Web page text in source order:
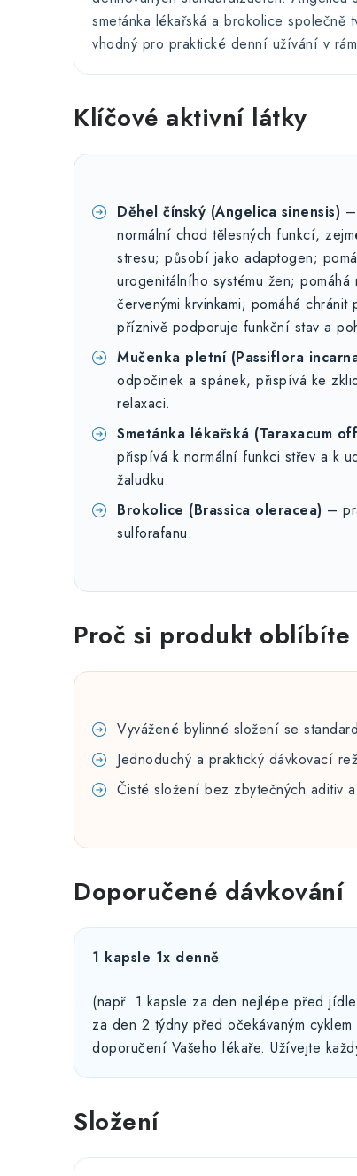
smetánka lékařská a brokolice společně
vhodný pro praktické denní užívání v
Klíčové aktivní látky
Děhel čínský (Angelica sinensis)
normální chod tělesných funkcí,
stresu; působí jako adaptogen;
urogenitálního systému žen; pomáhá
červenými krvinkami; pomáhá
příznivě podporuje funkční stav a
Mučenka pletní (Passiflora
odpočinek a spánek, přispívá ke
relaxaci.
Smetánka lékařská (Taraxacum
přispívá k normální funkci střev a k
žaludku.
Brokolice (Brassica oleracea) –
sulforafanu.
Proč si produkt oblíbíte
Vyvážené bylinné složení se
Jednoduchý a praktický dávkovací
Čisté složení bez zbytečných aditiv
Doporučené dávkování
1 kapsle 1x denně
(např. 1 kapsle za den nejlépe před
za den 2 týdny před očekávaným
doporučení Vašeho lékaře. Užívejte
Složení